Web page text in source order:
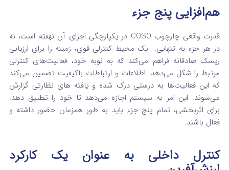
هم‌افزایی پنج جزء
قدرت واقعی چارچوب COSO در یکپارچگی اجزای آن نهفته است، نه
در هر جزء به تنهایی. یک محیط کنترلی قوی، زمینه را برای ارزیابی
ریسک صادقانه فراهم می‌کند که به نوبه خود، فعالیت‌های کنترلی
مرتبط را شکل می‌دهد. اطلاعات و ارتباطات باکیفیت تضمین می‌کند
که این فعالیت‌ها به درستی درک شده و یافته‌ های نظارتی گزارش
می‌شوند. این امر به سیستم اجازه می‌دهد تا خود را تطبیق دهد.
برای اثربخشی، تمام پنج جزء باید به طور همزمان حضور داشته و
فعال باشند.
کنترل داخلی به عنوان یک کارکرد